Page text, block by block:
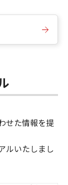
せた情報を提
ルいたしまし